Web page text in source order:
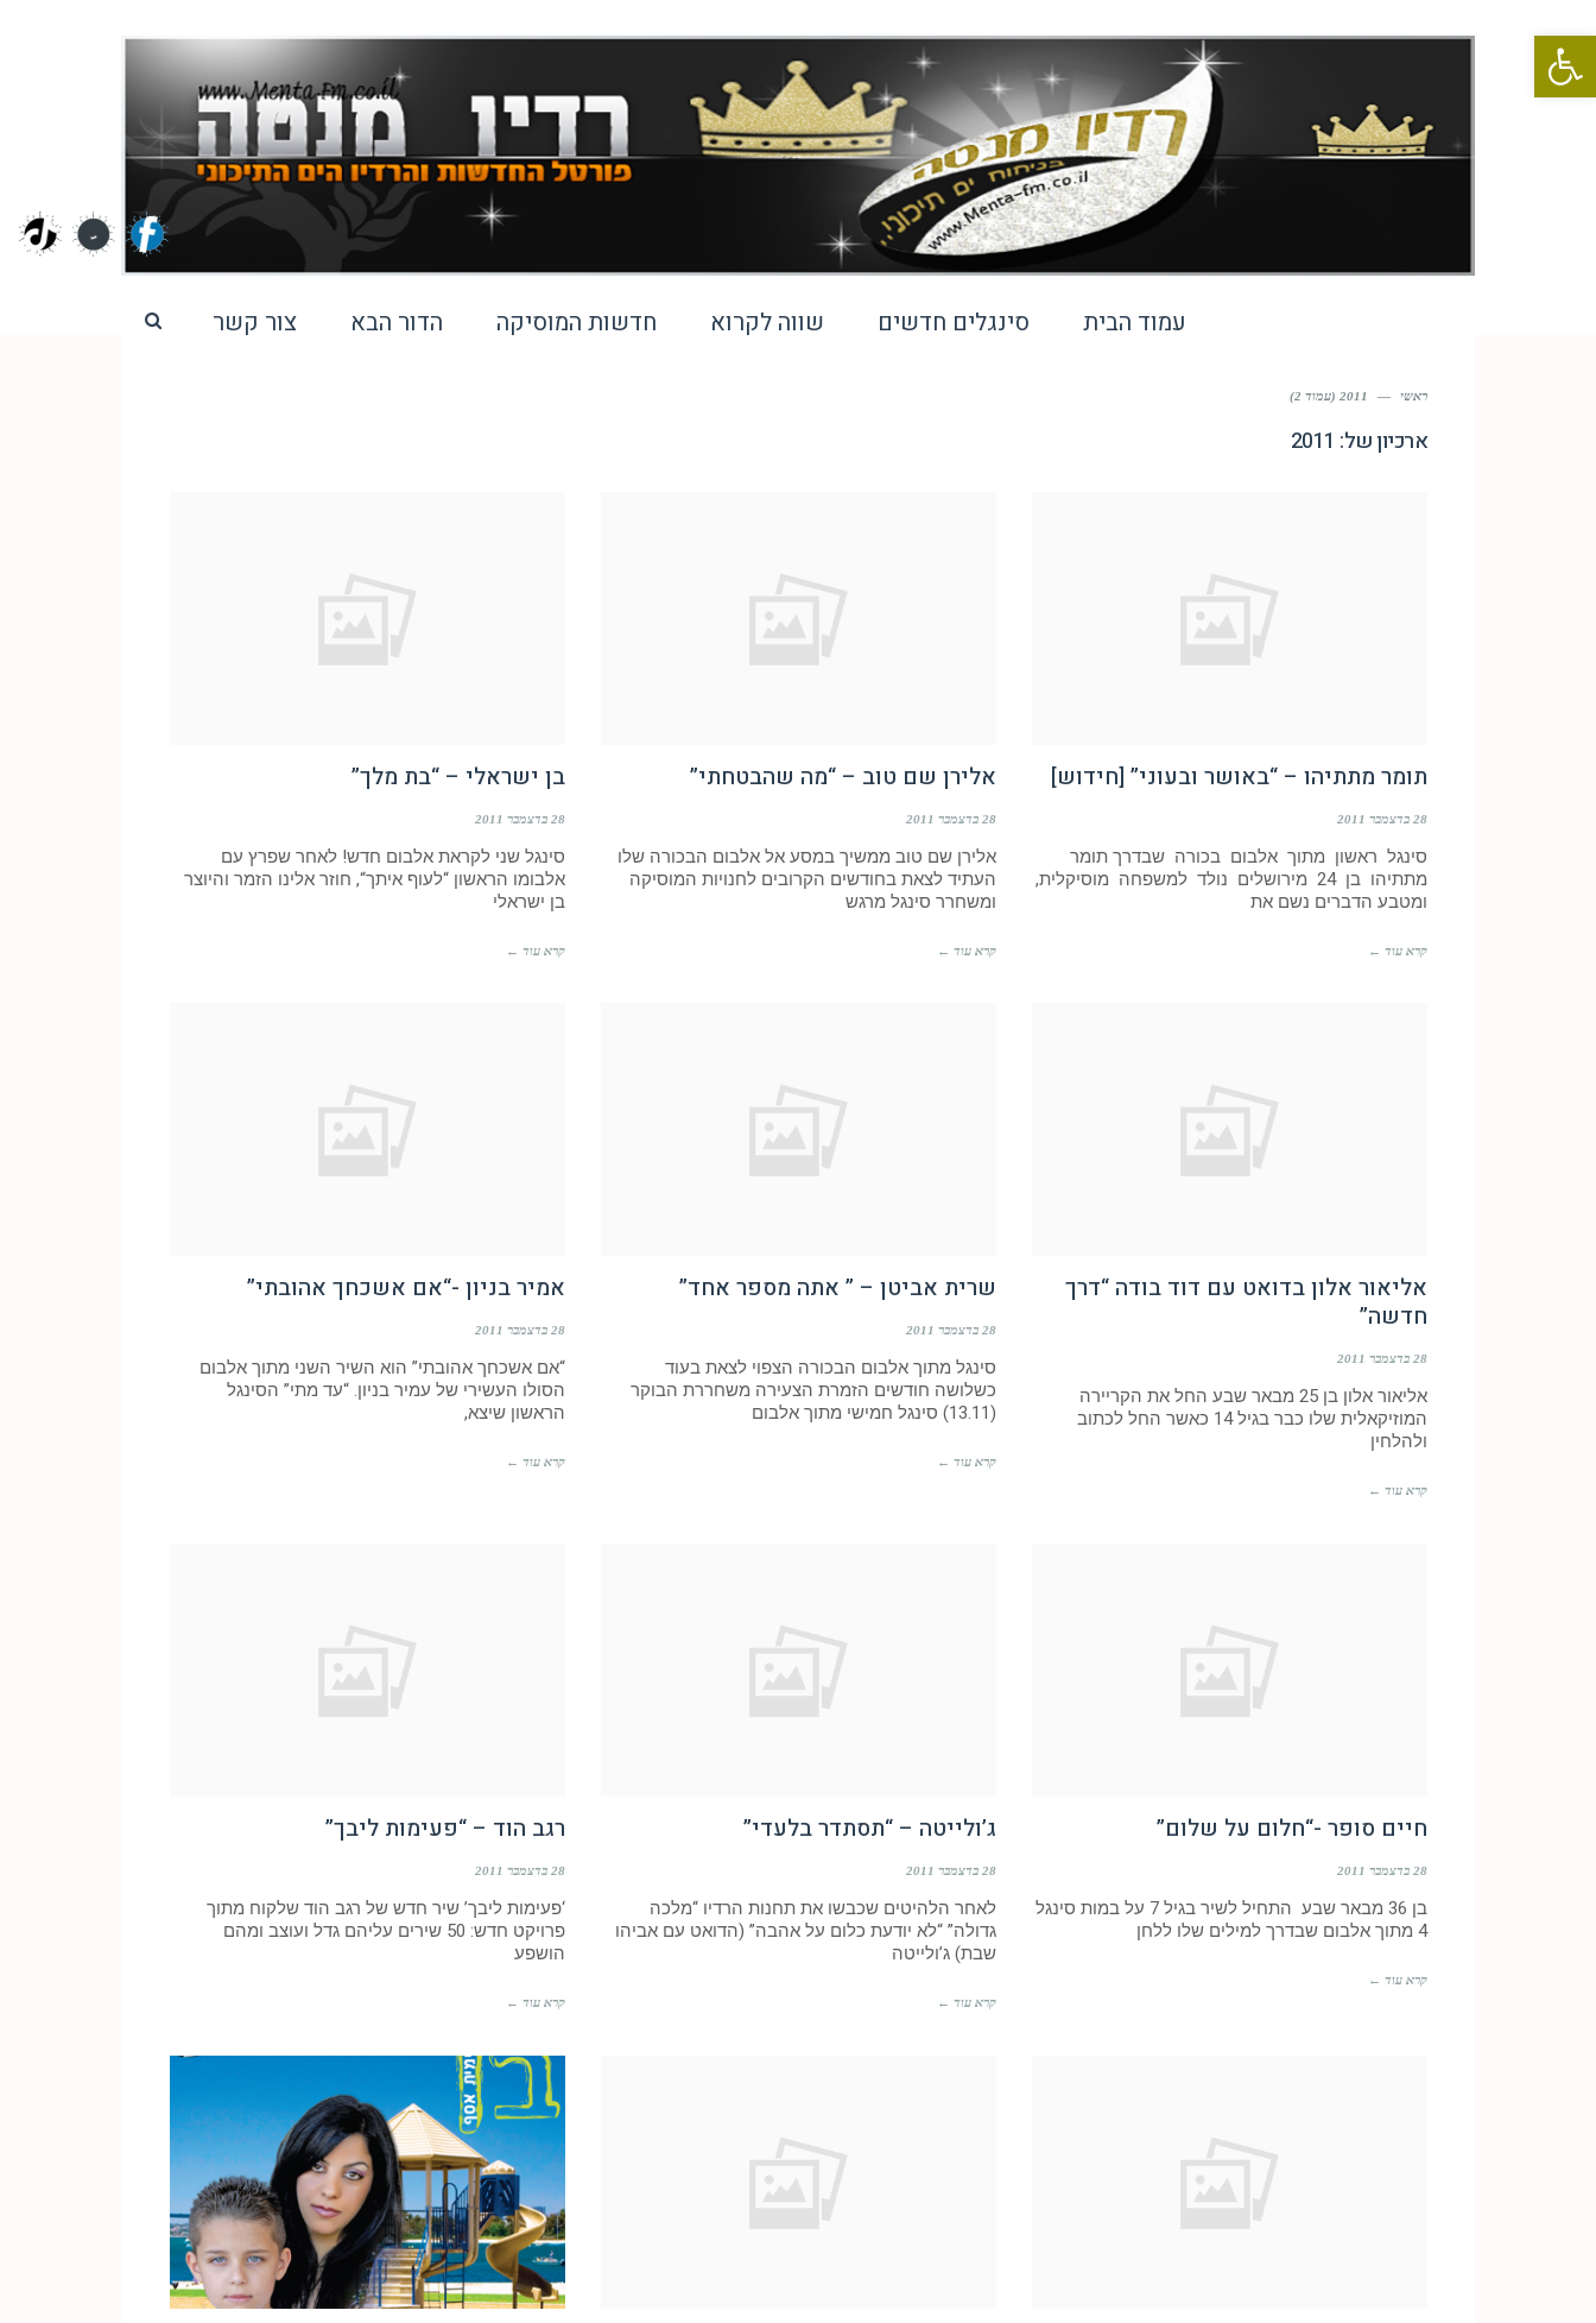
פתח סרגל נגישות
עמוד הבית סינגלים חדשים שווה לקרוא חדשות המוסיקה הדור הבא צור קשר
ראשי — 2011 (עמוד 2)
ארכיון של: 2011
תומר מתתיהו – “באושר ובעוני” [חידוש]
28 בדצמבר 2011
סינגל ראשון מתוך אלבום בכורה שבדרך תומר
מתתיהו בן 24 מירושלים נולד למשפחה מוסיקלית,
ומטבע הדברים נשם את
קרא עוד ←
אלירן שם טוב – “מה שהבטחתי”
28 בדצמבר 2011
אלירן שם טוב ממשיך במסע אל אלבום הבכורה שלו
העתיד לצאת בחודשים הקרובים לחנויות המוסיקה
ומשחרר סינגל מרגש
קרא עוד ←
בן ישראלי – “בת מלך”
28 בדצמבר 2011
סינגל שני לקראת אלבום חדש! לאחר שפרץ עם
אלבומו הראשון “לעוף איתך“, חוזר אלינו הזמר והיוצר
בן ישראלי
קרא עוד ←
אליאור אלון בדואט עם דוד בודה “דרך
חדשה”
28 בדצמבר 2011
אליאור אלון בן 25 מבאר שבע החל את הקריירה
המוזיקאלית שלו כבר בגיל 14 כאשר החל לכתוב
ולהלחין
קרא עוד ←
שרית אביטן – ” אתה מספר אחד”
28 בדצמבר 2011
סינגל מתוך אלבום הבכורה הצפוי לצאת בעוד
כשלושה חודשים הזמרת הצעירה משחררת הבוקר
(13.11) סינגל חמישי מתוך אלבום
קרא עוד ←
אמיר בניון -“אם אשכחך אהובתי”
28 בדצמבר 2011
“אם אשכחך אהובתי” הוא השיר השני מתוך אלבום
הסולו העשירי של עמיר בניון. “עד מתי” הסינגל
הראשון שיצא,
קרא עוד ←
חיים סופר -“חלום על שלום”
28 בדצמבר 2011
בן 36 מבאר שבע התחיל לשיר בגיל 7 על במות סינגל
4 מתוך אלבום שבדרך למילים שלו ללחן
קרא עוד ←
ג’ולייטה – “תסתדר בלעדי”
28 בדצמבר 2011
לאחר הלהיטים שכבשו את תחנות הרדיו “מלכה
גדולה” “לא יודעת כלום על אהבה” (הדואט עם אביהו
שבת) ג’ולייטה
קרא עוד ←
רגב הוד – “פעימות ליבך”
28 בדצמבר 2011
‘פעימות ליבך’ שיר חדש של רגב הוד שלקוח מתוך
פרויקט חדש: 50 שירים עליהם גדל ועוצב ומהם
הושפע
קרא עוד ←